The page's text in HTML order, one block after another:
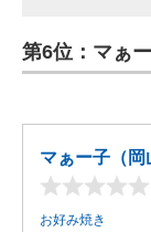
第6位：マぁ
マぁー子（岡
お好み焼き